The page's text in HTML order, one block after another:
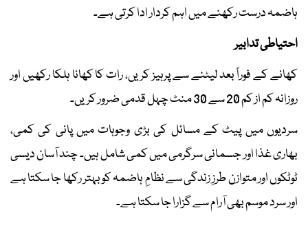
ہاضمہ درست رکھنے میں اہم کردار ادا کرتی ہے۔
احتیاطی تدابیر
کھانے کے فوراً بعد لیٹنے سے پرہیز کریں، رات کا کھانا ہلکا رکھیں اور
روزانہ کم از کم 20 سے 30 منٹ چہل قدمی ضرور کریں۔
سردیوں میں پیٹ کے مسائل کی بڑی وجوہات میں پانی کی کمی،
بھاری غذا اور جسمانی سرگرمی میں کمی شامل ہیں۔ چند آسان دیسی
ٹوٹکوں اور متوازن طرزِ زندگی سے نظامِ ہاضمہ کو بہتر رکھا جا سکتا ہے
اور سرد موسم بھی آرام سے گزارا جا سکتا ہے۔